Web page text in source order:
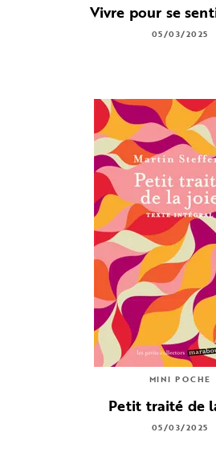
Vivre pour se
05/03/2025
MINI POCHE
Petit traité de
05/03/2025